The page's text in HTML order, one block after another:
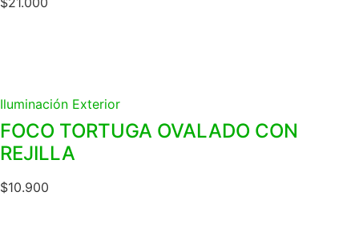
Iluminación Exterior
FOCO TORTUGA OVALADO CON
REJILLA
$10.900